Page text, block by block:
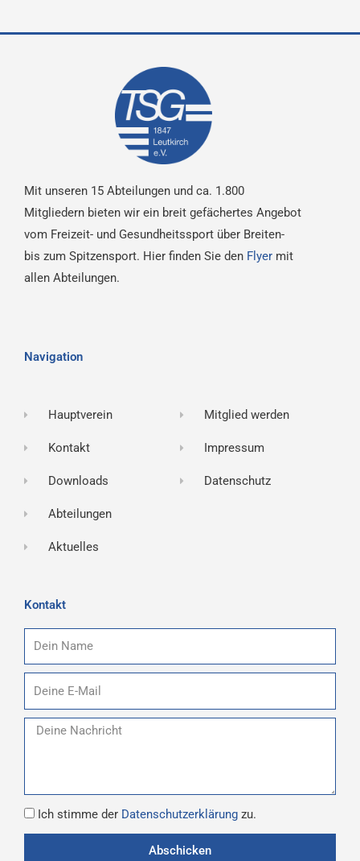
Mit unseren 15 Abteilungen und ca. 1.800
Mitgliedern bieten wir ein breit gefächertes Angebot
vom Freizeit- und Gesundheitssport über Breiten-
bis zum Spitzensport. Hier finden Sie den Flyer mit
allen Abteilungen.
Navigation
Hauptverein
Kontakt
Downloads
Abteilungen
Aktuelles
Mitglied werden
Impressum
Datenschutz
Kontakt
Name
Nachricht
Datenschutz
Ich stimme der Datenschutzerklärung zu.
Abschicken